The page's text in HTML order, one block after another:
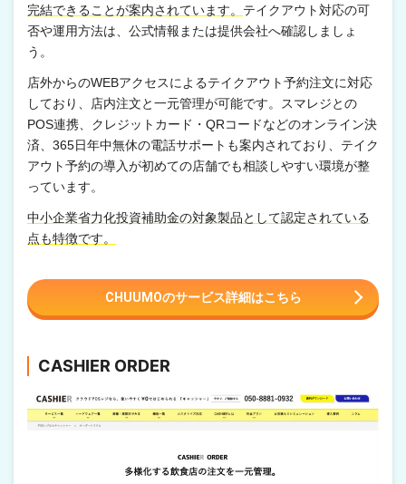
完結できることが案内されています。 テイクアウト対応の可
否や運用方法は、公式情報または提供会社へ確認しましょ
う。
店外からのWEBアクセスによるテイクアウト予約注文に対応
しており、店内注文と一元管理が可能です。スマレジとの
POS連携、クレジットカード・QRコードなどのオンライン決
済、365日年中無休の電話サポートも案内されており、テイク
アウト予約の導入が初めての店舗でも相談しやすい環境が整
っています。
中小企業省力化投資補助金の対象製品として認定されている
点も特徴です。
CHUUMOのサービス詳細はこちら
CASHIER ORDER